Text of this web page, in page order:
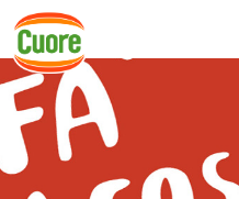
Skip
content